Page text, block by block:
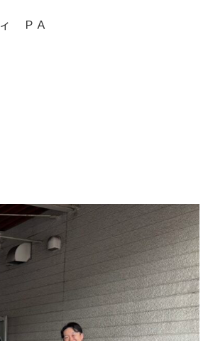
ＰＡ